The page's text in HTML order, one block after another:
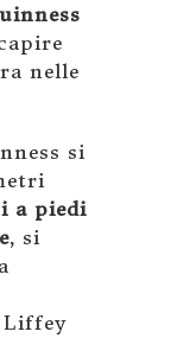
nelle
si
a piedi
, si
Liffey